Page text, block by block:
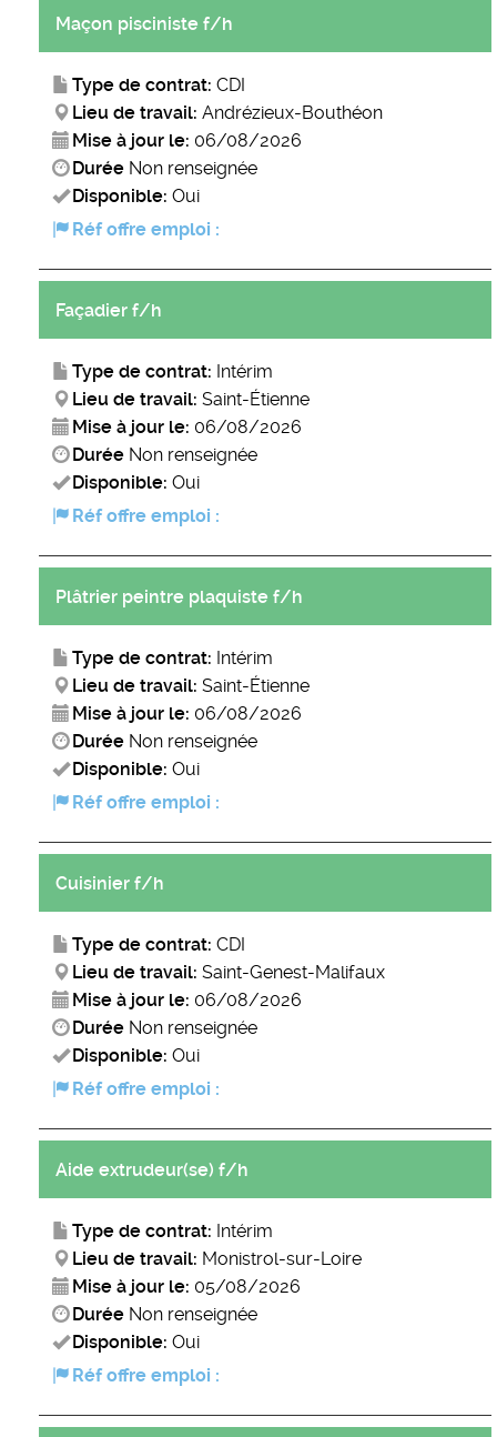
Maçon pisciniste f/h
Type de contrat: CDI
Lieu de travail: Andrézieux-Bouthéon
Mise à jour le: 06/08/2026
Durée Non renseignée
Disponible: Oui
Réf offre emploi :
Façadier f/h
Type de contrat: Intérim
Lieu de travail: Saint-Étienne
Mise à jour le: 06/08/2026
Durée Non renseignée
Disponible: Oui
Réf offre emploi :
Plâtrier peintre plaquiste f/h
Type de contrat: Intérim
Lieu de travail: Saint-Étienne
Mise à jour le: 06/08/2026
Durée Non renseignée
Disponible: Oui
Réf offre emploi :
Cuisinier f/h
Type de contrat: CDI
Lieu de travail: Saint-Genest-Malifaux
Mise à jour le: 06/08/2026
Durée Non renseignée
Disponible: Oui
Réf offre emploi :
Aide extrudeur(se) f/h
Type de contrat: Intérim
Lieu de travail: Monistrol-sur-Loire
Mise à jour le: 05/08/2026
Durée Non renseignée
Disponible: Oui
Réf offre emploi :